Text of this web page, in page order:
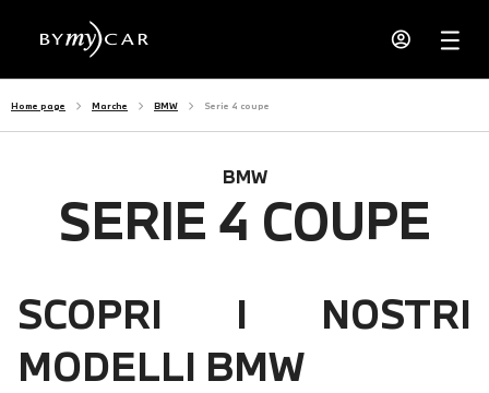
Home page Marche BMW Serie 4 coupe
BMW
SERIE 4 COUPE
SCOPRI I NOSTRI
MODELLI BMW